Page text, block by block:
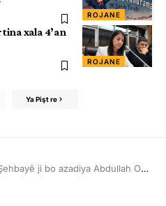
ROJANE
ROJANE
xala 4’an
Ya Pişt re
ji bo azadiya Abdullah Ocalan meşiyan